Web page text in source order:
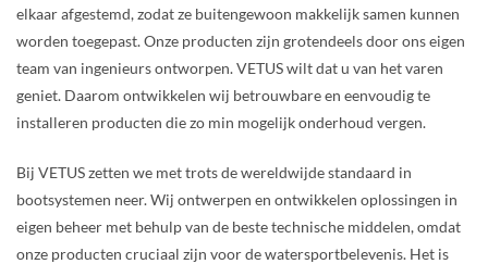
elkaar afgestemd, zodat ze buitengewoon makkelijk samen kunnen
worden toegepast. Onze producten zijn grotendeels door ons eigen
team van ingenieurs ontworpen. VETUS wilt dat u van het varen
geniet. Daarom ontwikkelen wij betrouwbare en eenvoudig te
installeren producten die zo min mogelijk onderhoud vergen.
Bij VETUS zetten we met trots de wereldwijde standaard in
bootsystemen neer. Wij ontwerpen en ontwikkelen oplossingen in
eigen beheer met behulp van de beste technische middelen, omdat
onze producten cruciaal zijn voor de watersportbelevenis. Het is